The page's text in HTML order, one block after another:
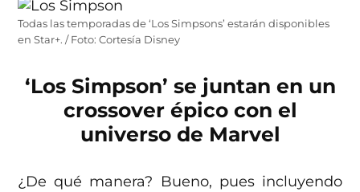
Todas las temporadas de ‘Los Simpsons’ estarán disponibles
en Star+. / Foto: Cortesía Disney
‘Los Simpson’ se juntan en un
crossover épico con el
universo de Marvel
¿De qué manera? Bueno, pues incluyendo